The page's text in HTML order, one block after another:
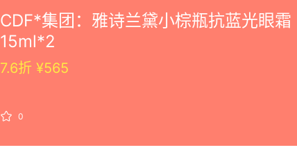
CDF*集团：雅诗兰黛小棕瓶抗蓝光眼霜
15ml*2
7.6折 ¥565
0